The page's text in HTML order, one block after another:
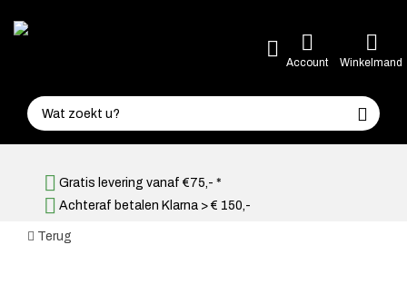
Account Winkelmand
Gratis levering vanaf €75,- *
Achteraf betalen Klarna > € 150,-
Terug